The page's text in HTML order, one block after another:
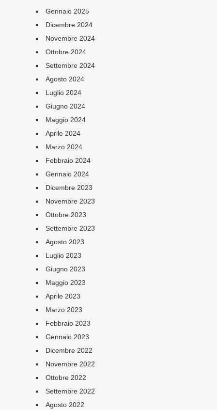
Gennaio 2025
Dicembre 2024
Novembre 2024
Ottobre 2024
Settembre 2024
Agosto 2024
Luglio 2024
Giugno 2024
Maggio 2024
Aprile 2024
Marzo 2024
Febbraio 2024
Gennaio 2024
Dicembre 2023
Novembre 2023
Ottobre 2023
Settembre 2023
Agosto 2023
Luglio 2023
Giugno 2023
Maggio 2023
Aprile 2023
Marzo 2023
Febbraio 2023
Gennaio 2023
Dicembre 2022
Novembre 2022
Ottobre 2022
Settembre 2022
Agosto 2022